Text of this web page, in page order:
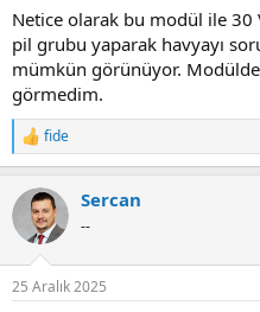
Netice olarak bu modül ile 30
pil grubu yaparak havyayı
mümkün görünüyor.
görmedim.
R
e
c
i
s
fide
Sercan
--
25 Aralık 2025